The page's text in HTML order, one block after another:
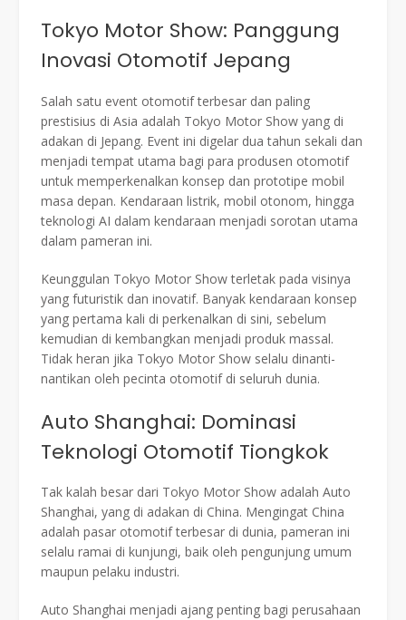
Tokyo Motor Show: Panggung
Inovasi Otomotif Jepang
Salah satu event otomotif terbesar dan paling
prestisius di Asia adalah Tokyo Motor Show yang di
adakan di Jepang. Event ini digelar dua tahun sekali dan
menjadi tempat utama bagi para produsen otomotif
untuk memperkenalkan konsep dan prototipe mobil
masa depan. Kendaraan listrik, mobil otonom, hingga
teknologi AI dalam kendaraan menjadi sorotan utama
dalam pameran ini.
Keunggulan Tokyo Motor Show terletak pada visinya
yang futuristik dan inovatif. Banyak kendaraan konsep
yang pertama kali di perkenalkan di sini, sebelum
kemudian di kembangkan menjadi produk massal.
Tidak heran jika Tokyo Motor Show selalu dinanti-
nantikan oleh pecinta otomotif di seluruh dunia.
Auto Shanghai: Dominasi
Teknologi Otomotif Tiongkok
Tak kalah besar dari Tokyo Motor Show adalah Auto
Shanghai, yang di adakan di China. Mengingat China
adalah pasar otomotif terbesar di dunia, pameran ini
selalu ramai di kunjungi, baik oleh pengunjung umum
maupun pelaku industri.
Auto Shanghai menjadi ajang penting bagi perusahaan